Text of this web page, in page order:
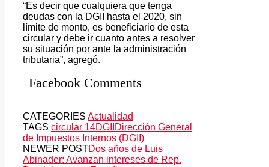
“Es decir que cualquiera que tenga
deudas con la DGII hasta el 2020, sin
límite de monto, es beneficiario de esta
circular y debe ir cuanto antes a resolver
su situación por ante la administración
tributaria”, agregó.
Facebook Comments
CATEGORIES Actualidad
TAGS circular 14DGII Dirección General
de Impuestos Internos (DGII)
NEWER POSTDos años de Luis
Abinader: Avanzan intereses de Rep.